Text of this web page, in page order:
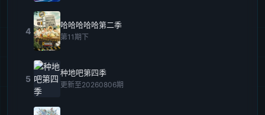
4
哈哈哈哈哈第二季
第11期下
5
种地吧第四季
更新至20260806期